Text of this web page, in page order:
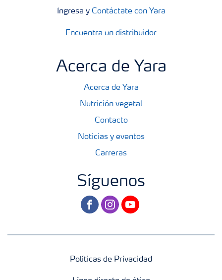
Ingresa y Contáctate con Yara
Encuentra un distribuidor
Acerca de Yara
Acerca de Yara
Nutrición vegetal
Contacto
Noticias y eventos
Carreras
Síguenos
facebookinstagram
youtube
Políticas de Privacidad